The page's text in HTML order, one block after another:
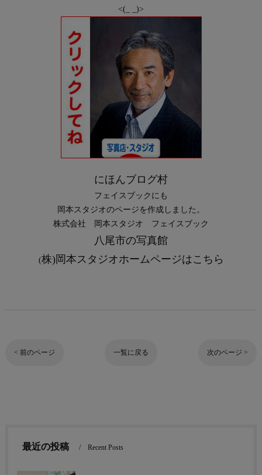
<(_ _)>
にほんブログ村
フェイスブックにも
岡本スタジオのページを作成しました。
株式会社 岡本スタジオ フェイスブック
八尾市の写真館
(株)岡本スタジオホームページはこちら
< 前のページ 一覧に戻る 次のページ >
最近の投稿 Recent Posts